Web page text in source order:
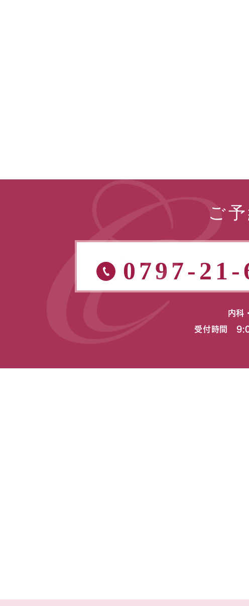
ご
0797-21-
内科
受付時間